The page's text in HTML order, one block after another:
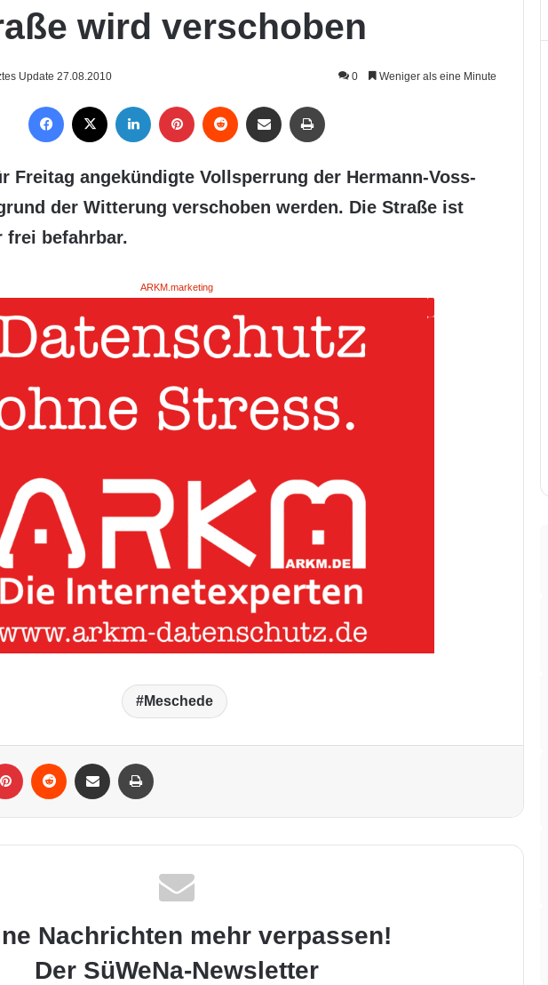
wird verschoben
Update 27.08.2010 0 Weniger als eine Minute
Freitag angekündigte Vollsperrung der Hermann-Voss-
der Witterung verschoben werden. Die Straße ist
frei befahrbar.
ARKM.marketing
Meschede
Nachrichten mehr verpassen!
Der SüWeNa-Newsletter